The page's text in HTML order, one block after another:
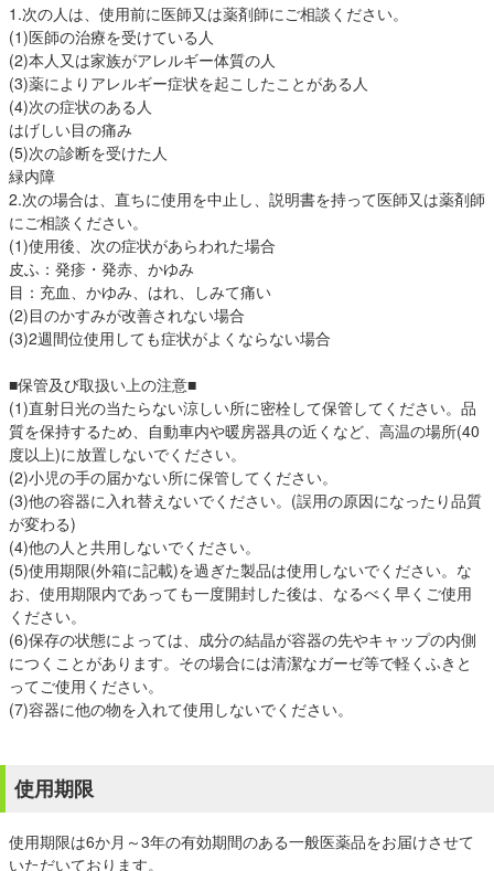
1.次の人は、使用前に医師又は薬剤師にご相談ください。
(1)医師の治療を受けている人
(2)本人又は家族がアレルギー体質の人
(3)薬によりアレルギー症状を起こしたことがある人
(4)次の症状のある人
はげしい目の痛み
(5)次の診断を受けた人
緑内障
2.次の場合は、直ちに使用を中止し、説明書を持って医師又は薬剤師
にご相談ください。
(1)使用後、次の症状があらわれた場合
皮ふ：発疹・発赤、かゆみ
目：充血、かゆみ、はれ、しみて痛い
(2)目のかすみが改善されない場合
(3)2週間位使用しても症状がよくならない場合
■保管及び取扱い上の注意■
(1)直射日光の当たらない涼しい所に密栓して保管してください。品
質を保持するため、自動車内や暖房器具の近くなど、高温の場所(40
度以上)に放置しないでください。
(2)小児の手の届かない所に保管してください。
(3)他の容器に入れ替えないでください。(誤用の原因になったり品質
が変わる)
(4)他の人と共用しないでください。
(5)使用期限(外箱に記載)を過ぎた製品は使用しないでください。な
お、使用期限内であっても一度開封した後は、なるべく早くご使用
ください。
(6)保存の状態によっては、成分の結晶が容器の先やキャップの内側
につくことがあります。その場合には清潔なガーゼ等で軽くふきと
ってご使用ください。
(7)容器に他の物を入れて使用しないでください。
使用期限
使用期限は6か月～3年の有効期間のある一般医薬品をお届けさせて
いただいております。